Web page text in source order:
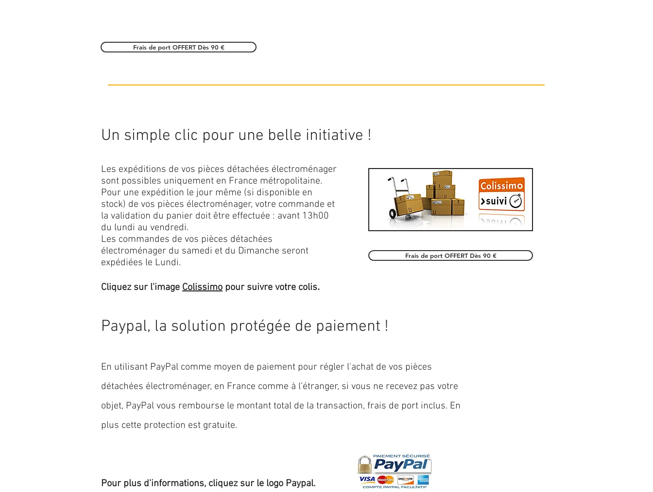
Frais de port OFFERT Dès 90 €
Un simple clic pour une belle initiative !
Les expéditions de vos pièces détachées électroménager
sont possibles uniquement en France métropolitaine.
Pour une expédition le jour même (si disponible en
stock) de vos pièces électroménager, votre commande et
la validation du panier doit être effectuée : avant 13h00
du lundi au vendredi.
Les commandes de vos pièces détachées
électroménager du samedi et du Dimanche seront
expédiées le Lundi.
Cliquez sur l'image Colissimo pour suivre votre colis.
Frais de port OFFERT Dès 90 €
Paypal, la solution protégée de paiement !
En utilisant PayPal comme moyen de paiement pour régler l'achat de vos pièces
détachées électroménager, en France comme à l’étranger, si vous ne recevez pas votre
objet, PayPal vous rembourse le montant total de la transaction, frais de port inclus. En
plus cette protection est gratuite.
Pour plus d'informations, cliquez sur le logo Paypal.